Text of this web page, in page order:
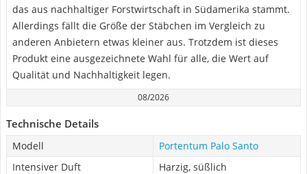
das aus nachhaltiger Forstwirtschaft in Südamerika stammt.
Allerdings fällt die Größe der Stäbchen im Vergleich zu
anderen Anbietern etwas kleiner aus. Trotzdem ist dieses
Produkt eine ausgezeichnete Wahl für alle, die Wert auf
Qualität und Nachhaltigkeit legen.
08/2026
Technische Details
Modell
Portentum Palo Santo
Intensiver Duft
Harzig, süßlich